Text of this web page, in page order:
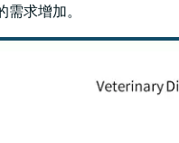
求增加。